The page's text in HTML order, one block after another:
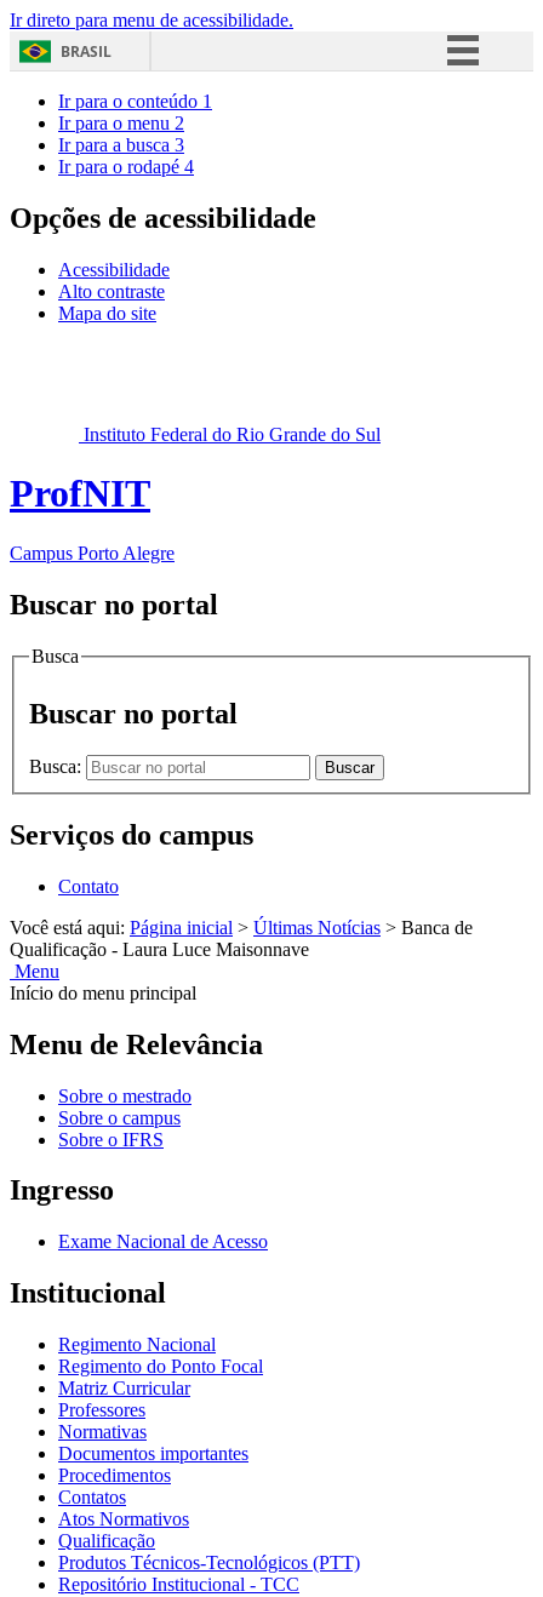
Ir direto para menu de acessibilidade.
BRASIL
Acesso à informação
Ir para o conteúdo 1
Ir para o menu 2
Ir para a busca 3
Ir para o rodapé 4
Opções de acessibilidade
Acessibilidade
Alto contraste
Mapa do site
Instituto Federal do Rio Grande do Sul
ProfNIT
Campus Porto Alegre
Buscar no portal
Busca
Buscar no portal
Busca: Buscar
Serviços do campus
Contato
Você está aqui: Página inicial > Últimas Notícias > Banca de
Qualificação - Laura Luce Maisonnave
Menu
Início do menu principal
Menu de Relevância
Sobre o mestrado
Sobre o campus
Sobre o IFRS
Ingresso
Exame Nacional de Acesso
Institucional
Regimento Nacional
Regimento do Ponto Focal
Matriz Curricular
Professores
Normativas
Documentos importantes
Procedimentos
Contatos
Atos Normativos
Qualificação
Produtos Técnicos-Tecnológicos (PTT)
Repositório Institucional - TCC